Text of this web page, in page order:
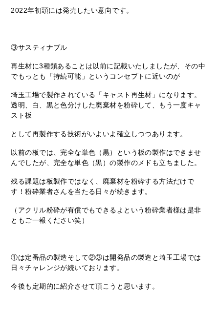
2022年初頭には発売したい意向です。
③サスティナブル
再生材に3種類あることは以前に記載いたしましたが、その中
でもっとも「持続可能」というコンセプトに近いのが
埼玉工場で製作されている「キャスト再生材」になります。
透明、白、黒と色分けした廃棄材を粉砕して、もう一度キャ
スト板
として再製作する技術がいよいよ確立しつつあります。
以前の板では、完全な単色（黒）という板の製作はできませ
んでしたが、完全な単色（黒）の製作のメドも立ちました。
残る課題は板製作ではなく、廃棄材を粉砕する方法だけで
す！粉砕業者さんを当たる日々が続きます。
（アクリル粉砕が有償でもできるよという粉砕業者様は是非
ともご一報ください笑）
①は定番品の製造そして②③は開発品の製造と埼玉工場では
日々チャレンジが続いております。
今後も定期的に紹介させて頂こうと思います。